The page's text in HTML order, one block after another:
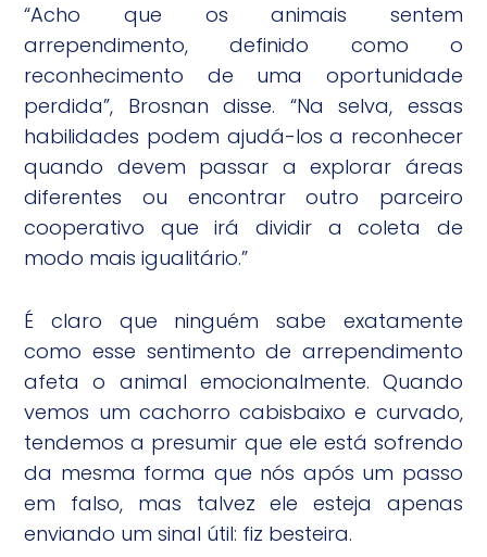
“Acho que os animais sentem
arrependimento, definido como o
reconhecimento de uma oportunidade
perdida”, Brosnan disse. “Na selva, essas
habilidades podem ajudá-los a reconhecer
quando devem passar a explorar áreas
diferentes ou encontrar outro parceiro
cooperativo que irá dividir a coleta de
modo mais igualitário.”
É claro que ninguém sabe exatamente
como esse sentimento de arrependimento
afeta o animal emocionalmente. Quando
vemos um cachorro cabisbaixo e curvado,
tendemos a presumir que ele está sofrendo
da mesma forma que nós após um passo
em falso, mas talvez ele esteja apenas
enviando um sinal útil: fiz besteira.